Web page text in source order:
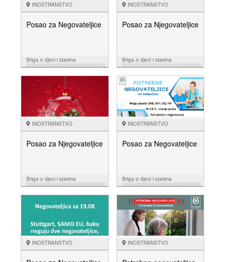
INOSTRANSTVO
Posao za Negovateljice
Briga o djeci i starima
NUDIM
INOSTRANSTVO
Posao za Njegovateljice
Briga o djeci i starima
NUDIM
INOSTRANSTVO
Posao za Njegovateljice
Briga o djeci i starima
INOSTRANSTVO
Posao za Negovateljice
Briga o djeci i starima
NUDIM
INOSTRANSTVO INOSTRANSTVO